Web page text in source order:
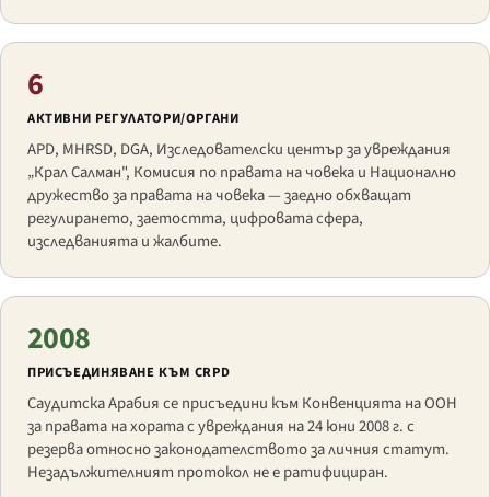
6
АКТИВНИ РЕГУЛАТОРИ/ОРГАНИ
APD, MHRSD, DGA, Изследователски център за увреждания
„Крал Салман", Комисия по правата на човека и Национално
дружество за правата на човека — заедно обхващат
регулирането, заетостта, цифровата сфера,
изследванията и жалбите.
2008
ПРИСЪЕДИНЯВАНЕ КЪМ CRPD
Саудитска Арабия се присъедини към Конвенцията на ООН
за правата на хората с увреждания на 24 юни 2008 г. с
резерва относно законодателството за личния статут.
Незадължителният протокол не е ратифициран.